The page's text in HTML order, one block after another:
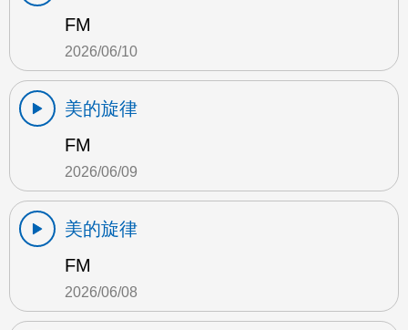
FM
2026/06/10
美的旋律
FM
2026/06/09
美的旋律
FM
2026/06/08